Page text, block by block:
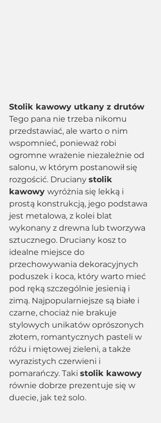
Stolik kawowy utkany z drutów
Tego pana nie trzeba nikomu
przedstawiać, ale warto o nim
wspomnieć, ponieważ robi
ogromne wrażenie niezależnie od
salonu, w którym postanowił się
rozgościć. Druciany stolik
kawowy wyróżnia się lekką i
prostą konstrukcją, jego podstawa
jest metalowa, z kolei blat
wykonany z drewna lub tworzywa
sztucznego. Druciany kosz to
idealne miejsce do
przechowywania dekoracyjnych
poduszek i koca, który warto mieć
pod ręką szczególnie jesienią i
zimą. Najpopularniejsze są białe i
czarne, chociaż nie brakuje
stylowych unikatów oprószonych
złotem, romantycznych pasteli w
różu i miętowej zieleni, a także
wyrazistych czerwieni i
pomarańczy. Taki stolik kawowy
równie dobrze prezentuje się w
duecie, jak też solo.